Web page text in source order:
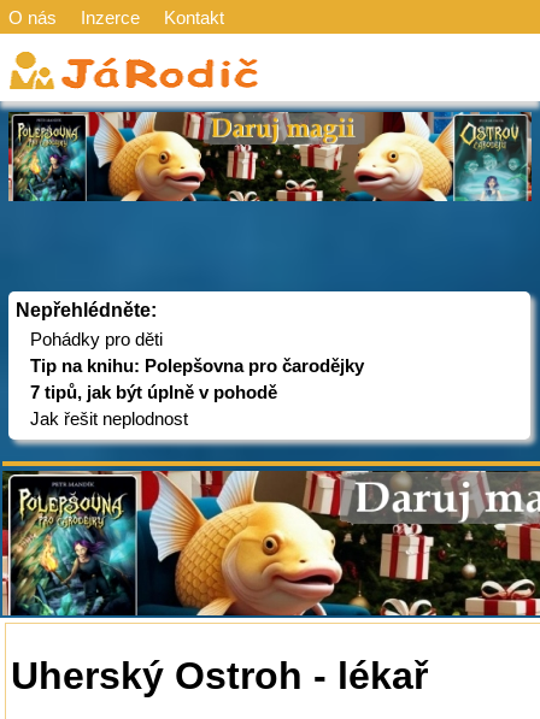
O nás Inzerce Kontakt
Nepřehlédněte:
Pohádky pro děti
Tip na knihu: Polepšovna pro čarodějky
7 tipů, jak být úplně v pohodě
Jak řešit neplodnost
Uherský Ostroh - lékař